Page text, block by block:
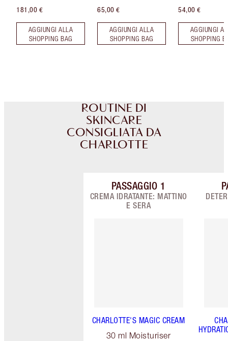
181,00 €
AGGIUNGI ALLA
SHOPPING BAG
65,00 €
AGGIUNGI ALLA
SHOPPING BAG
54,00 €
AGGIUNGI
SHOPPING
ROUTINE DI
SKINCARE
CONSIGLIATA DA
CHARLOTTE
Articolo 1 di 9
PASSAGGIO 1
CREMA IDRATANTE: MATTINO
E SERA
CHARLOTTE'S MAGIC CREAM
30 ml Moisturiser